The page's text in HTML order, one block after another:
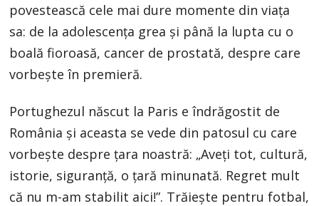
povestească cele mai dure momente din viața
sa: de la adolescența grea și până la lupta cu o
boală fioroasă, cancer de prostată, despre care
vorbește în premieră.
Portughezul născut la Paris e îndrăgostit de
România și aceasta se vede din patosul cu care
vorbește despre țara noastră: „Aveți tot, cultură,
istorie, siguranță, o țară minunată. Regret mult
că nu m-am stabilit aici!”. Trăiește pentru fotbal,